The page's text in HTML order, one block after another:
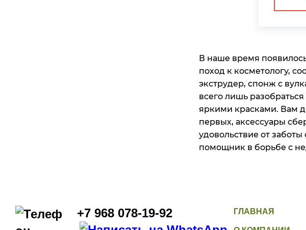
В наше время
поход к косметологу,
экструдер, спонж с
всего лишь
яркими красками. Вам
первых, аксессуары
удовольствие от
помощник в борьбе с
+7 968 078-19-92 ГЛАВНАЯ